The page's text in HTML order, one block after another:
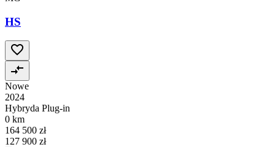
HS
Nowe
2024
Hybryda Plug-in
0 km
164 500 zł
127 900 zł